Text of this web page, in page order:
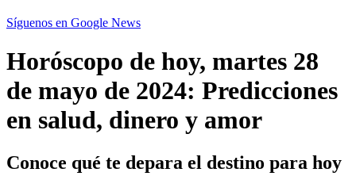
Síguenos en Google News
Horóscopo de hoy, martes 28
de mayo de 2024: Predicciones
en salud, dinero y amor
Conoce qué te depara el destino para hoy